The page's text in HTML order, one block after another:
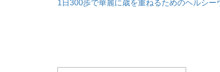
1日300歩で華麗に歳を重ねるためのヘルシー